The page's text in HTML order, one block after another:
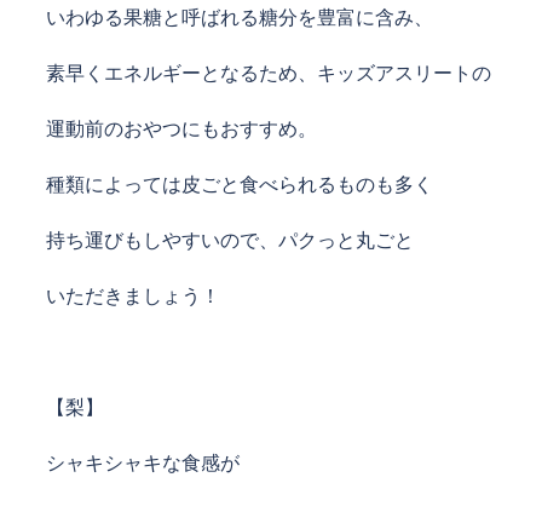
いわゆる果糖と呼ばれる糖分を豊富に含み、
素早くエネルギーとなるため、キッズアスリートの
運動前のおやつにもおすすめ。
種類によっては皮ごと食べられるものも多く
持ち運びもしやすいので、パクっと丸ごと
いただきましょう！
【梨】
シャキシャキな食感が